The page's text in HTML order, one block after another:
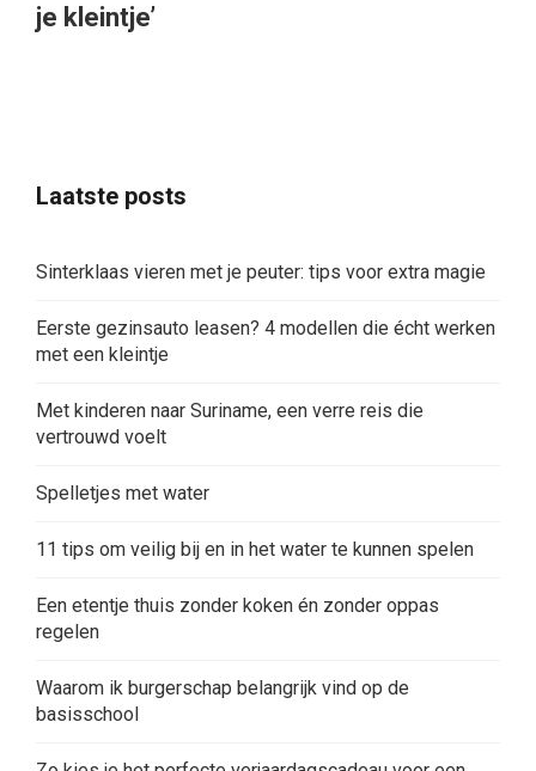
je kleintje’
Laatste posts
Sinterklaas vieren met je peuter: tips voor extra magie
Eerste gezinsauto leasen? 4 modellen die écht werken
met een kleintje
Met kinderen naar Suriname, een verre reis die
vertrouwd voelt
Spelletjes met water
11 tips om veilig bij en in het water te kunnen spelen
Een etentje thuis zonder koken én zonder oppas
regelen
Waarom ik burgerschap belangrijk vind op de
basisschool